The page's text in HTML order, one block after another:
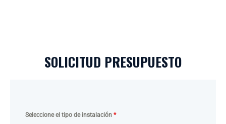
SOLICITUD PRESUPUESTO
Seleccione el tipo de instalación *